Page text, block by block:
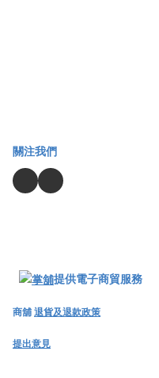
關注我們
提供電子商貿服務
商舖退貨及退款政策
提出意見